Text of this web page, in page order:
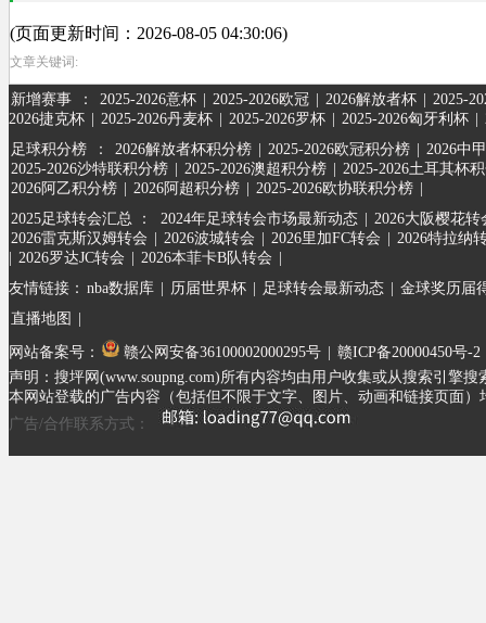
(页面更新时间：2026-08-05 04:30:06)
文章关键词:
新增赛事 ： 2025-2026意杯 | 2025-2026欧冠 | 2026解放者杯 | 2025-
2026捷克杯 | 2025-2026丹麦杯 | 2025-2026罗杯 | 2025-2026匈牙利杯 |
足球积分榜
： 2026解放者杯积分榜 | 2025-2026欧冠积分榜 | 2026中
2025-2026沙特联积分榜 | 2025-2026澳超积分榜 | 2025-2026土耳其杯
2026阿乙积分榜 | 2026阿超积分榜 | 2025-2026欧协联积分榜 |
2025足球转会汇总 ：
2024年足球转会市场最新动态 | 2026大阪樱花转
2026雷克斯汉姆转会 | 2026波城转会 | 2026里加FC转会 | 2026特拉纳
| 2026罗达JC转会 | 2026本菲卡B队转会 |
友情链接： nba数据库 | 历届世界杯 | 足球转会最新动态 | 金球奖历届
直播地图 |
网站备案号： 赣公网安备36100002000295号 | 赣ICP备20000450号-2
声明：搜坪网(www.soupng.com)所有内容均由用户收集或从搜索引擎
本网站登载的广告内容（包括但不限于文字、图片、动画和链接页面
广告/合作联系方式：